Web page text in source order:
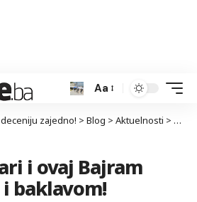
Aa
zajedno! > Blog > Aktuelnosti >
i ovaj Bajram
baklavom!